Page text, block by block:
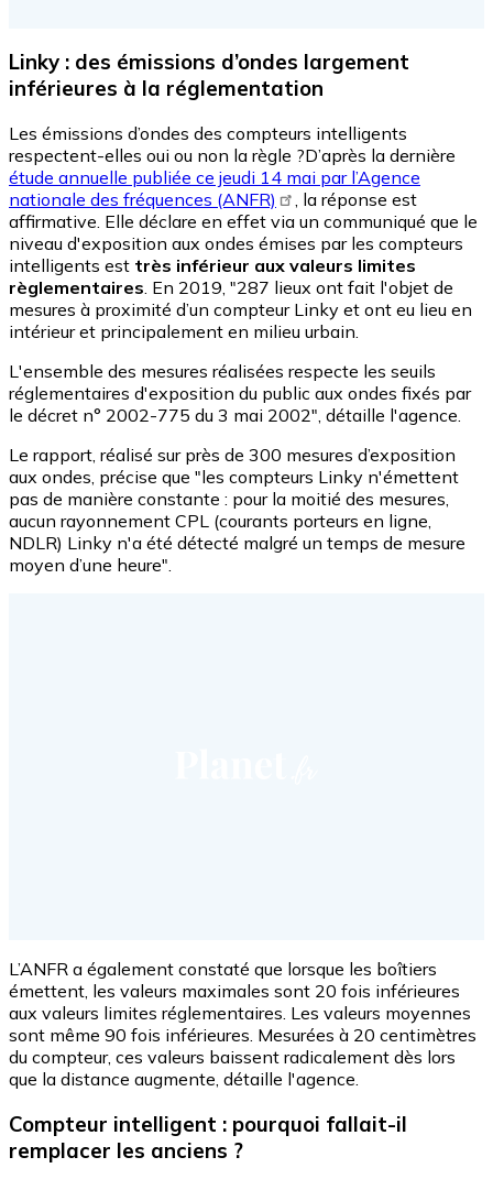
Linky : des émissions d’ondes largement
inférieures à la réglementation
Les émissions d’ondes des compteurs intelligents
respectent-elles oui ou non la règle ?D’après la dernière
étude annuelle publiée ce jeudi 14 mai par l’Agence
nationale des fréquences (ANFR)
, la réponse est
affirmative. Elle déclare en effet via un communiqué que le
niveau d'exposition aux ondes émises par les compteurs
intelligents est très inférieur aux valeurs limites
règlementaires . En 2019, "287 lieux ont fait l'objet de
mesures à proximité d’un compteur Linky et ont eu lieu en
intérieur et principalement en milieu urbain.
L'ensemble des mesures réalisées respecte les seuils
réglementaires d'exposition du public aux ondes fixés par
le décret n° 2002-775 du 3 mai 2002", détaille l'agence.
Le rapport, réalisé sur près de 300 mesures d’exposition
aux ondes, précise que "les compteurs Linky n'émettent
pas de manière constante : pour la moitié des mesures,
aucun rayonnement CPL (courants porteurs en ligne,
NDLR) Linky n'a été détecté malgré un temps de mesure
moyen d’une heure".
L’ANFR a également constaté que lorsque les boîtiers
émettent, les valeurs maximales sont 20 fois inférieures
aux valeurs limites réglementaires. Les valeurs moyennes
sont même 90 fois inférieures. Mesurées à 20 centimètres
du compteur, ces valeurs baissent radicalement dès lors
que la distance augmente, détaille l'agence.
Compteur intelligent : pourquoi fallait-il
remplacer les anciens ?